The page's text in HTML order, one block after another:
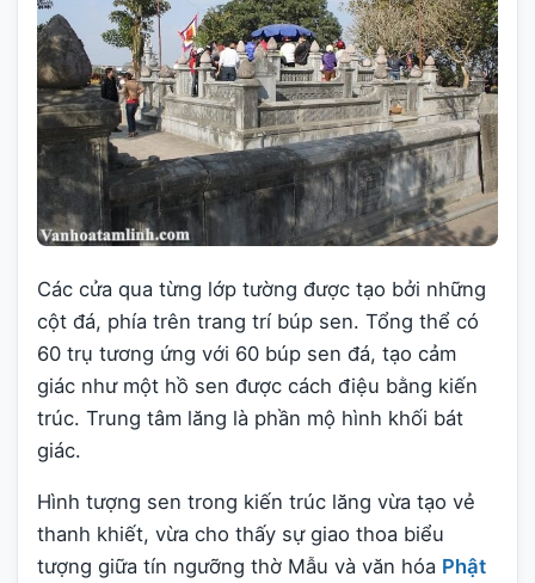
Các cửa qua từng lớp tường được tạo bởi những
cột đá, phía trên trang trí búp sen. Tổng thể có
60 trụ tương ứng với 60 búp sen đá, tạo cảm
giác như một hồ sen được cách điệu bằng kiến
trúc. Trung tâm lăng là phần mộ hình khối bát
giác.
Hình tượng sen trong kiến trúc lăng vừa tạo vẻ
thanh khiết, vừa cho thấy sự giao thoa biểu
tượng giữa tín ngưỡng thờ Mẫu và văn hóa Phật